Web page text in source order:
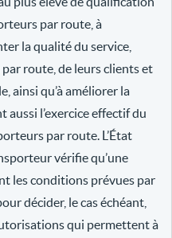
par route, à
la qualité du service,
route, de leurs clients et
ainsi qu’à améliorer la
l’exercice effectif du
par route. L’État
vérifie qu’une
les conditions prévues par
décider, le cas échéant,
qui permettent à